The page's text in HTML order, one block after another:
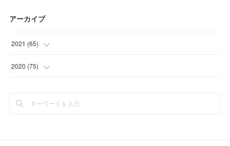
アーカイブ
2021 (65)
(18 )
(
2020 (75)
(